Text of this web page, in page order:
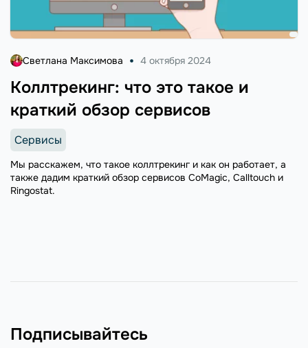
Коллтрекинг: что это такое и
краткий обзор сервисов
Светлана Максимова 4 октября 2024
Сервисы
Мы расскажем, что такое коллтрекинг и как он работает, а
также дадим краткий обзор сервисов CoMagic, Calltouch и
Ringostat.
Подписывайтесь